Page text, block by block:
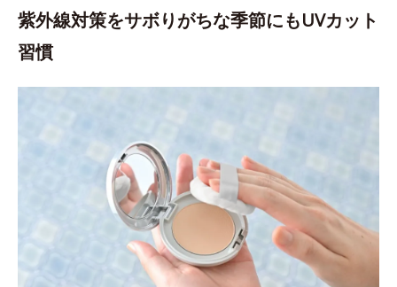
紫外線対策をサボりがちな季節にもUVカット
習慣